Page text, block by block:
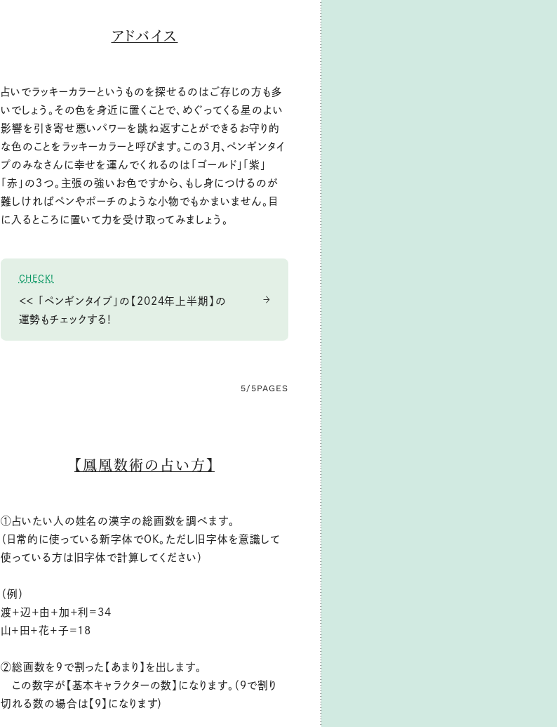
アドバイス
占いでラッキーカラーというものを探せるのはご存じの方も多
いでしょう。その色を身近に置くことで、めぐってくる星のよい
影響を引き寄せ悪いパワーを跳ね返すことができるお守り的
な色のことをラッキーカラーと呼びます。この３月、ペンギンタイ
プのみなさんに幸せを運んでくれるのは「ゴールド」「紫」
「赤」の３つ。主張の強いお色ですから、もし身につけるのが
難しければペンやポーチのような小物でもかまいません。目
に入るところに置いて力を受け取ってみましょう。
CHECK!
＜＜ 「ペンギンタイプ」の【2024年上半期】の
運勢もチェックする！
5/5PAGES
【鳳凰数術の占い方】
①占いたい人の姓名の漢字の総画数を調べます。
（日常的に使っている新字体でOK。ただし旧字体を意識して
使っている方は旧字体で計算してください）
（例）
渡＋辺＋由＋加＋利＝34
山＋田＋花＋子＝18
②総画数を９で割った【あまり】を出します。
この数字が【基本キャラクターの数】になります。（9で割り
切れる数の場合は【9】になります）